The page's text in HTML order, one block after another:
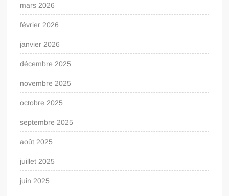
mars 2026
février 2026
janvier 2026
décembre 2025
novembre 2025
octobre 2025
septembre 2025
août 2025
juillet 2025
juin 2025